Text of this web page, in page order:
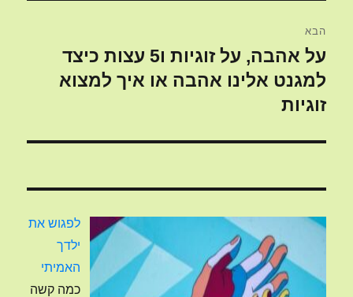
הבא
הפוסט
הבא:
על אהבה, על זוגיות ו5 עצות כיצד
למגנט אלינו אהבה או איך למצוא
זוגיות
לפגוש את
ילדך
האמיתי
כמה קשה